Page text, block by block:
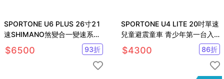
SPORTONE U6 PLUS 26寸21
速SHIMANO煞變合一變速系統
前避震登山車
$6500 93折
SPORTONE U4 LITE 20吋單速
兒童避震童車 青少年第一台入
門休閒山地車
$4300 86折